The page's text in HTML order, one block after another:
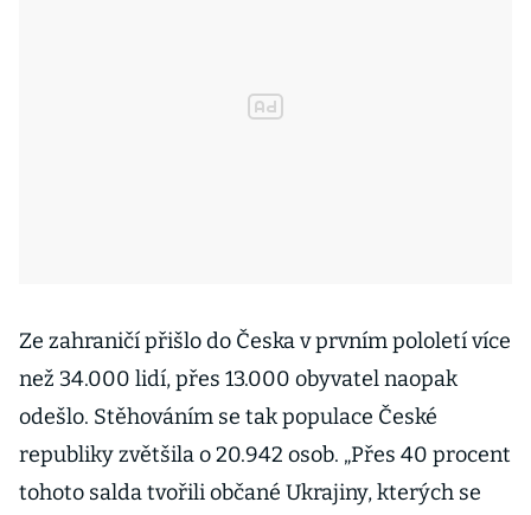
Ze zahraničí přišlo do Česka v prvním pololetí více
než 34.000 lidí, přes 13.000 obyvatel naopak
odešlo. Stěhováním se tak populace České
republiky zvětšila o 20.942 osob. „Přes 40 procent
tohoto salda tvořili občané Ukrajiny, kterých se